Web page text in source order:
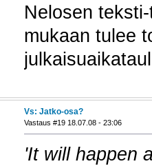
Nelosen
mukaan tulee
Vs: Jatko-osa?
Vastaus #19 18.07.08 - 23:06
'It will happen